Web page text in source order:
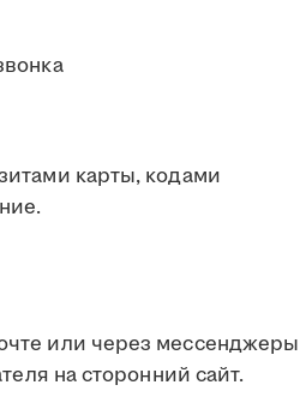
карты, кодами
или через мессенджеры
на сторонний сайт.